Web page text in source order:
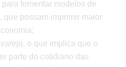
fomentar modelos de
que possam imprimir maior
o que implica que o
parte do cotidiano das